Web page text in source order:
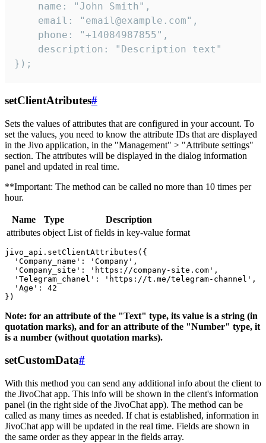
    name: "John Smith",
    email: "email@example.com",
    phone: "+14084987855",
    description: "Description text"
});
setClientAtributes#
Sets the values ​​of attributes that are configured in your account. To
set the values, you need to know the attribute IDs that are displayed
in the Jivo application, in the "Management" > "Attribute settings"
section. The attributes will be displayed in the dialog information
panel and updated in real time.
**Important: The method can be called no more than 10 times per
hour.
Name Type
Description
attributes object List of fields in key-value format
jivo_api.setClientAttributes({
  'Company_name': 'Company',
  'Company_site': 'https://company-site.com',
  'Telegram_chanel': 'https://t.me/telegram-channel',
  'Age': 42
Note: for an attribute of the "Text" type, its value is a string (in
quotation marks), and for an attribute of the "Number" type, it
is a number (without quotation marks).
setCustomData#
With this method you can send any additional info about the client to
the JivoChat app. This info will be shown in the client's information
panel (in the right side of the JivoChat app). The method can be
called as many times as needed. If chat is established, information in
JivoChat app will be updated in the real time. Fields are shown in
the same order as they appear in the fields array.